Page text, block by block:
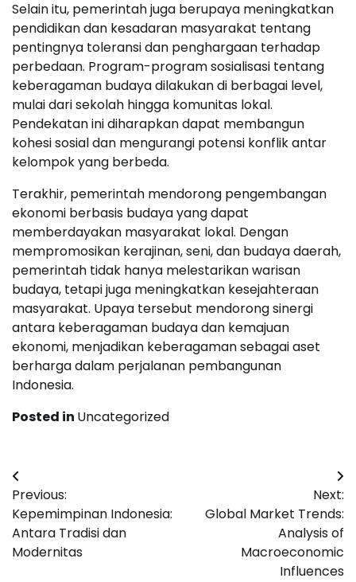
Selain itu, pemerintah juga berupaya meningkatkan
pendidikan dan kesadaran masyarakat tentang
pentingnya toleransi dan penghargaan terhadap
perbedaan. Program-program sosialisasi tentang
keberagaman budaya dilakukan di berbagai level,
mulai dari sekolah hingga komunitas lokal.
Pendekatan ini diharapkan dapat membangun
kohesi sosial dan mengurangi potensi konflik antar
kelompok yang berbeda.
Terakhir, pemerintah mendorong pengembangan
ekonomi berbasis budaya yang dapat
memberdayakan masyarakat lokal. Dengan
mempromosikan kerajinan, seni, dan budaya daerah,
pemerintah tidak hanya melestarikan warisan
budaya, tetapi juga meningkatkan kesejahteraan
masyarakat. Upaya tersebut mendorong sinergi
antara keberagaman budaya dan kemajuan
ekonomi, menjadikan keberagaman sebagai aset
berharga dalam perjalanan pembangunan
Indonesia.
Posted in Uncategorized
Post
navigation
Previous:
Kepemimpinan Indonesia:
Antara Tradisi dan
Modernitas
Next:
Global Market Trends:
Analysis of
Macroeconomic
Influences